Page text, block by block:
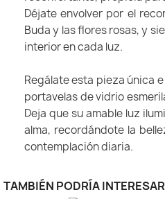
Déjate envolver por el
Buda y las flores rosas, y
interior en cada luz.
Regálate esta pieza única
portavelas de vidrio
Deja que su amable luz
alma, recordándote la
contemplación diaria.
TAMBIÉN PODRÍA